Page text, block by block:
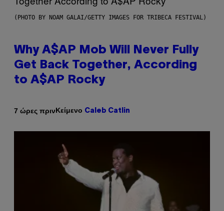
(PHOTO BY NOAM GALAI/GETTY IMAGES FOR TRIBECA FESTIVAL)
Why A$AP Mob Will Never Fully
Get Back Together, According
to A$AP Rocky
7 ώρες πρινΚείμενο Caleb Catlin